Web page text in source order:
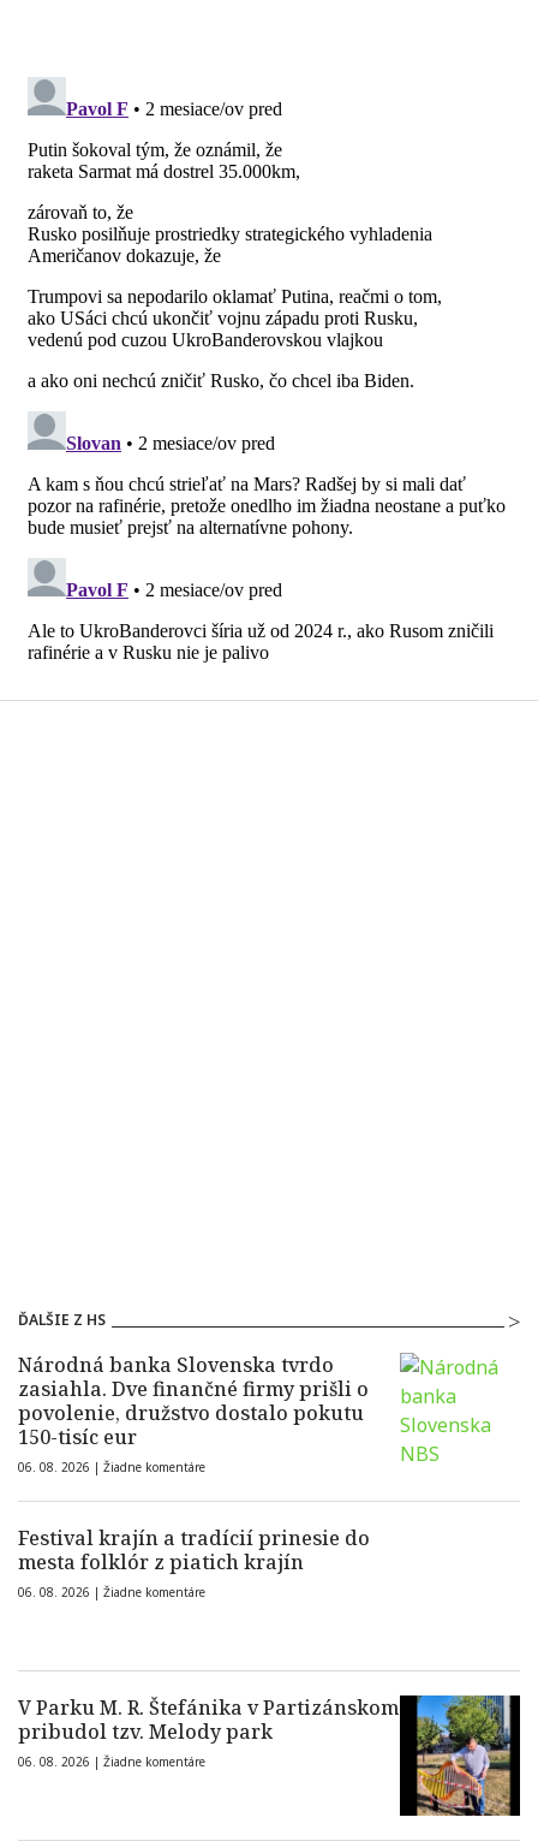
ĎALŠIE Z HS
Národná banka Slovenska tvrdo
zasiahla. Dve finančné firmy prišli o
povolenie, družstvo dostalo pokutu
150-tisíc eur
06. 08. 2026 | Žiadne komentáre
Festival krajín a tradícií prinesie do
mesta folklór z piatich krajín
06. 08. 2026 | Žiadne komentáre
V Parku M. R. Štefánika v Partizánskom
pribudol tzv. Melody park
06. 08. 2026 | Žiadne komentáre